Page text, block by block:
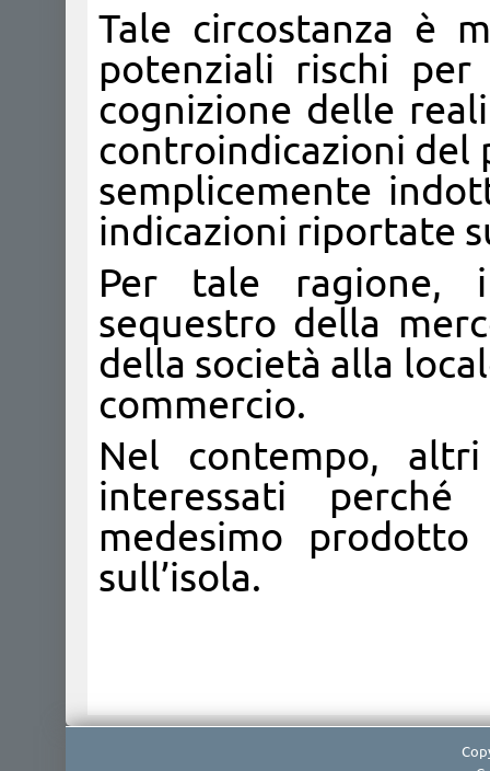
Tale circostanza è
potenziali rischi
cognizione delle
controindicazioni del
semplicemente
indicazioni riportate
Per tale ragione,
sequestro della
della società alla
commercio.
Nel contempo,
interessati
medesimo
sull’isola.